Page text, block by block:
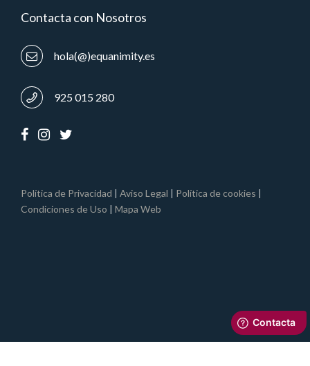
Contacta con Nosotros
hola(@)equanimity.es
925 015 280
Política de Privacidad | Aviso Legal | Política de cookies |
Condiciones de Uso | Mapa Web